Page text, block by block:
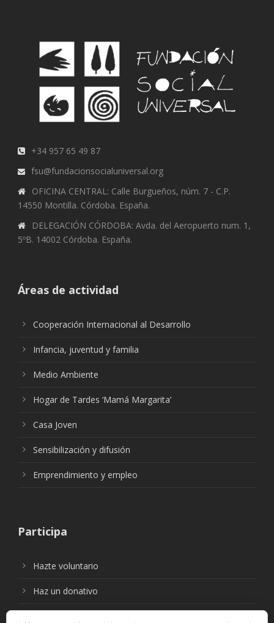
+34 957 65 49 87
fsu@fundacionsocialuniversal.org
OFICINA CENTRAL: Calle Burgueños, núm. 7 - C.P.
14550 Montilla. Córdoba. España.
DELEGACIÓN CÓRDOBA: Avda. del Aeropuerto num. 1,
5ºB. 14002 Córdoba. España.
Áreas de actividad
Cooperación Internacional al Desarrollo
Infancia, juventud y familia
Medio Ambiente
Hogar de Tardes ‘Mamá Margarita’
Casa Joven
Sensibilización y difusión
Emprendimiento y empleo
Participa
Hazte voluntario
Haz un donativo